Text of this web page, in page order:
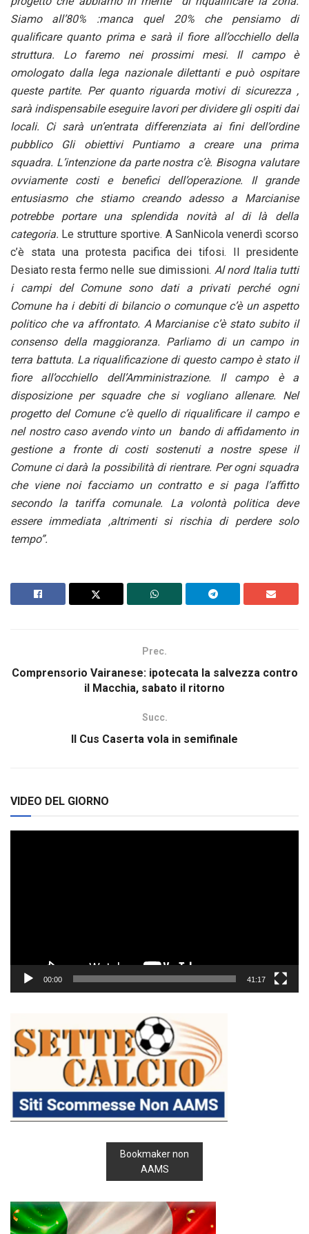
Siamo all’80% :manca quel 20% che pensiamo di
qualificare quanto prima e sarà il fiore all’occhiello della
struttura. Lo faremo nei prossimi mesi. Il campo è
omologato dalla lega nazionale dilettanti e può ospitare
queste partite. Per quanto riguarda motivi di sicurezza ,
sarà indispensabile eseguire lavori per dividere gli ospiti dai
locali. Ci sarà un’entrata differenziata ai fini dell’ordine
pubblico Gli obiettivi Puntiamo a creare una prima
squadra. L’intenzione da parte nostra c’è. Bisogna valutare
ovviamente costi e benefici dell’operazione. Il grande
entusiasmo che stiamo creando adesso a Marcianise
potrebbe portare una splendida novità al di là della
categoria. Le strutture sportive. A SanNicola venerdì scorso
c’è stata una protesta pacifica dei tifosi. Il presidente
Desiato resta fermo nelle sue dimissioni. Al nord Italia tutti
i campi del Comune sono dati a privati perché ogni
Comune ha i debiti di bilancio o comunque c’è un aspetto
politico che va affrontato. A Marcianise c’è stato subito il
consenso della maggioranza. Parliamo di un campo in
terra battuta. La riqualificazione di questo campo è stato il
fiore all’occhiello dell’Amministrazione. Il campo è a
disposizione per squadre che si vogliano allenare. Nel
progetto del Comune c’è quello di riqualificare il campo e
nel nostro caso avendo vinto un bando di affidamento in
gestione a fronte di costi sostenuti a nostre spese il
Comune ci darà la possibilità di rientrare. Per ogni squadra
che viene noi facciamo un contratto e si paga l’affitto
secondo la tariffa comunale. La volontà politica deve
essere immediata ,altrimenti si rischia di perdere solo
tempo”.
Prec.
Comprensorio Vairanese: ipotecata la salvezza contro
il Macchia, sabato il ritorno
Succ.
Il Cus Caserta vola in semifinale
VIDEO DEL GIORNO
00:00 41:17
Bookmaker non
AAMS